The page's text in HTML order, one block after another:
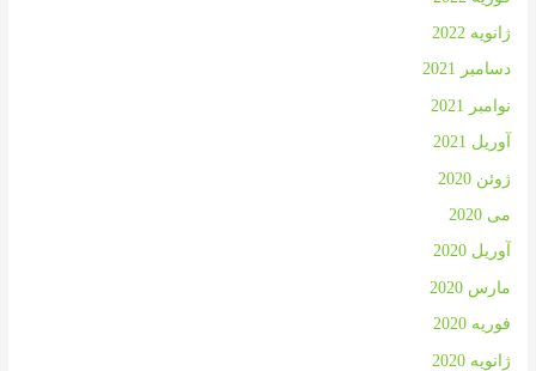
ژانویه 2022
دسامبر 2021
نوامبر 2021
آوریل 2021
ژوئن 2020
می 2020
آوریل 2020
مارس 2020
فوریه 2020
ژانویه 2020